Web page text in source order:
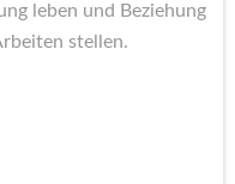
leben und Beziehung
stellen.